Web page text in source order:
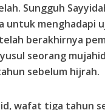
Sungguh
untuk menghadapi
berakhirnya
seorang
sebelum hijrah.
wafat tiga tahun